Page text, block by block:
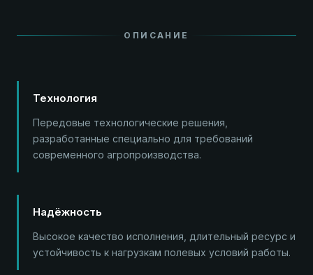
ОПИСАНИЕ
Технология
Передовые технологические решения,
разработанные специально для требований
современного агропроизводства.
Надёжность
Высокое качество исполнения, длительный ресурс и
устойчивость к нагрузкам полевых условий работы.